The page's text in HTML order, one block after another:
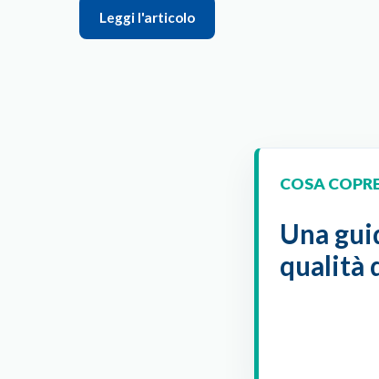
Leggi l'articolo
COSA
Una
qualità